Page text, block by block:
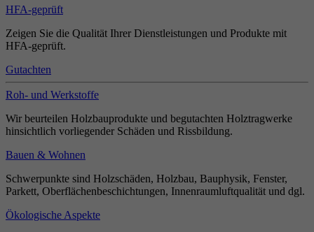
HFA-geprüft
Zeigen Sie die Qualität Ihrer Dienstleistungen und Produkte mit
HFA-geprüft.
Gutachten
Roh- und Werkstoffe
Wir beurteilen Holzbauprodukte und begutachten Holztragwerke
hinsichtlich vorliegender Schäden und Rissbildung.
Bauen & Wohnen
Schwerpunkte sind Holzschäden, Holzbau, Bauphysik, Fenster,
Parkett, Oberflächenbeschichtungen, Innenraumluftqualität und dgl.
Ökologische Aspekte